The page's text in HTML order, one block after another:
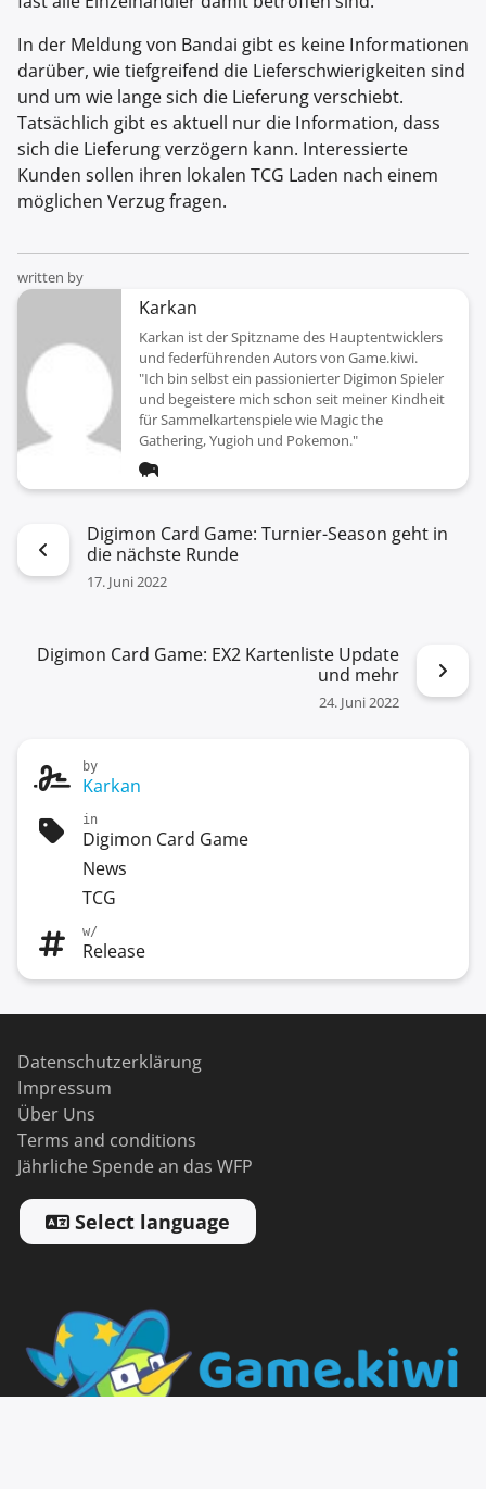
In der Meldung von Bandai gibt es keine Informationen
darüber, wie tiefgreifend die Lieferschwierigkeiten sind
und um wie lange sich die Lieferung verschiebt.
Tatsächlich gibt es aktuell nur die Information, dass
sich die Lieferung verzögern kann. Interessierte
Kunden sollen ihren lokalen TCG Laden nach einem
möglichen Verzug fragen.
written by
Karkan
Karkan ist der Spitzname des Hauptentwicklers
und federführenden Autors von Game.kiwi.
"Ich bin selbst ein passionierter Digimon Spieler
und begeistere mich schon seit meiner Kindheit
für Sammelkartenspiele wie Magic the
Gathering, Yugioh und Pokemon."
Digimon Card Game: Turnier-Season geht in
die nächste Runde
17. Juni 2022
Digimon Card Game: EX2 Kartenliste Update
und mehr
24. Juni 2022
by
Karkan
in
Digimon Card Game
News
TCG
w/
Release
Datenschutzerklärung
Impressum
Über Uns
Terms and conditions
Jährliche Spende an das WFP
Select language